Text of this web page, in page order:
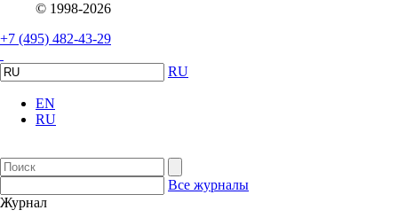
© 1998-2026
+7 (495) 482-43-29
RU
EN
RU
Все журналы
Журнал